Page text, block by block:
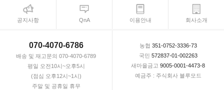
공지사항 QnA 이용안내 회사소개
070-4070-6786
배송 및 재고문의 070-4070-6789
평일 오전10시~오후5시
(점심 오후12시~1시)
주말 및 공휴일 휴무
농협 351-0752-3336-73
국민 572837-01-002263
새마을금고 9005-0001-4473-8
예금주 : 주식회사 블루모드